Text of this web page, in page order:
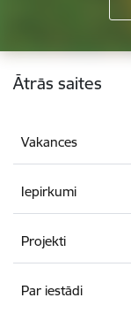
Kājene
Ātrās saites
Vakances
Iepirkumi
Projekti
Par iestādi